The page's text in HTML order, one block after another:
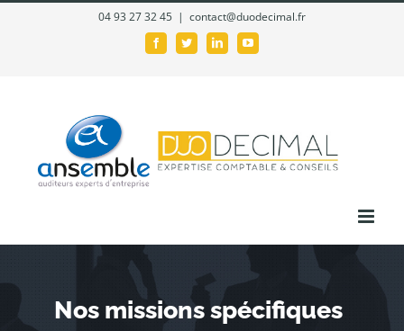
04 93 27 32 45 | contact@duodecimal.fr
FacebookTwitterLinkedInYouTube
Nos missions spécifiques